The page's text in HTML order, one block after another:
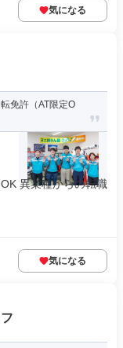
気になる
免許（AT限定O
異業種からの転職
気になる